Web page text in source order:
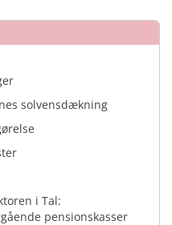
solvensdækning
i Tal:
pensionskasser